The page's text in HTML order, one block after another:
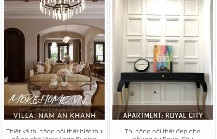
Thiết kế thi công nội thất biệt thự
Thi công nội thất đẹp cho